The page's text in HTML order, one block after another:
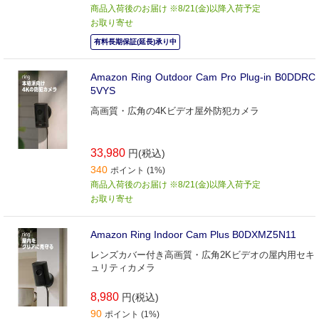
商品入荷後のお届け ※8/21(金)以降入荷予定
お取り寄せ
有料長期保証(延長)承り中
Amazon Ring Outdoor Cam Pro Plug-in B0DDRC
5VYS
高画質・広角の4Kビデオ屋外防犯カメラ
33,980 円(税込)
340 ポイント (1%)
商品入荷後のお届け ※8/21(金)以降入荷予定
お取り寄せ
Amazon Ring Indoor Cam Plus B0DXMZ5N11
レンズカバー付き高画質・広角2Kビデオの屋内用セキ
ュリティカメラ
8,980 円(税込)
90 ポイント (1%)